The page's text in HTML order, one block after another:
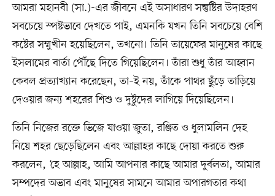
আমরা মহানবী (সা.)-এর জীবনে এই অসাধারণ সন্তুষ্টির উদাহরণ
সবচেয়ে স্পষ্টভাবে দেখতে পাই, এমনকি যখন তিনি সবচেয়ে বেশি
কষ্টের সম্মুখীন হয়েছিলেন, তখনো। তিনি তায়েফের মানুষের কাছে
ইসলামের বার্তা পৌঁছে দিতে গিয়েছিলেন। তাঁরা শুধু তাঁর আহ্বান
কেবল প্রত্যাখ্যান করেছেন, তা–ই নয়, তাঁকে পাথর ছুঁড়ে তাড়িয়ে
দেওয়ার জন্য শহরের শিশু ও দুষ্টুদের লাগিয়ে দিয়েছিলেন।
তিনি নিজের রক্তে ভিজে যাওয়া জুতা, রঞ্জিত ও ধুলামলিন দেহ
নিয়ে শহর ছেড়েছিলেন এবং আল্লাহর কাছে দোয়া করতে শুরু
করলেন, ‘হে আল্লাহ, আমি আপনার কাছে আমার দুর্বলতা, আমার
সম্পদের অভাব এবং মানুষের সামনে আমার অপারগতার কথা